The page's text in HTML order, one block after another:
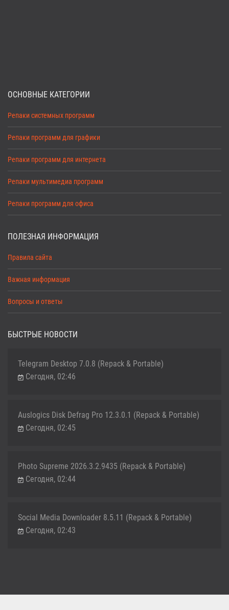
ОСНОВНЫЕ КАТЕГОРИИ
Репаки системных программ
Репаки программ для графики
Репаки программ для интернета
Репаки мультимедиа программ
Репаки программ для офиса
ПОЛЕЗНАЯ ИНФОРМАЦИЯ
Правила сайта
Важная информация
Вопросы и ответы
БЫСТРЫЕ НОВОСТИ
Telegram Desktop 7.0.8 (Repack & Portable)
Сегодня, 02:46
Auslogics Disk Defrag Pro 12.3.0.1 (Repack & Portable)
Сегодня, 02:45
Photo Supreme 2026.3.2.9435 (Repack & Portable)
Сегодня, 02:44
Social Media Downloader 8.5.11 (Repack & Portable)
Сегодня, 02:43